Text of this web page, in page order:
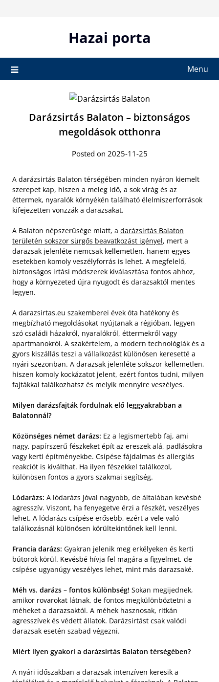
Hazai porta
Menu
Darázsirtás Balaton – biztonságos
megoldások otthonra
Posted on 2025-11-25
A darázsirtás Balaton térségében minden nyáron kiemelt
szerepet kap, hiszen a meleg idő, a sok virág és az
éttermek, nyaralók környékén található élelmiszerforrások
kifejezetten vonzzák a darazsakat.
A Balaton népszerűsége miatt, a darázsirtás Balaton
területén sokszor sürgős beavatkozást igényel, mert a
darazsak jelenléte nemcsak kellemetlen, hanem egyes
esetekben komoly veszélyforrás is lehet. A megfelelő,
biztonságos irtási módszerek kiválasztása fontos ahhoz,
hogy a környezeted újra nyugodt és darazsaktól mentes
legyen.
A darazsirtas.eu szakemberei évek óta hatékony és
megbízható megoldásokat nyújtanak a régióban, legyen
szó családi házakról, nyaralókról, éttermekről vagy
apartmanokról. A szakértelem, a modern technológiák és a
gyors kiszállás teszi a vállalkozást különösen keresetté a
nyári szezonban. A darazsak jelenléte sokszor kellemetlen,
hiszen komoly kockázatot jelent, ezért fontos tudni, milyen
fajtákkal találkozhatsz és melyik mennyire veszélyes.
Milyen darázsfajták fordulnak elő leggyakrabban a
Balatonnál?
Közönséges német darázs: Ez a legismertebb faj, ami
nagy, papírszerű fészkeket épít az ereszek alá, padlásokra
vagy kerti építményekbe. Csípése fájdalmas és allergiás
reakciót is kiválthat. Ha ilyen fészekkel találkozol,
különösen fontos a gyors szakmai segítség.
Lódarázs: A lódarázs jóval nagyobb, de általában kevésbé
agresszív. Viszont, ha fenyegetve érzi a fészkét, veszélyes
lehet. A lódarázs csípése erősebb, ezért a vele való
találkozásnál különösen körültekintőnek kell lenni.
Francia darázs: Gyakran jelenik meg erkélyeken és kerti
bútorok körül. Kevésbé hívja fel magára a figyelmet, de
csípése ugyanúgy veszélyes lehet, mint más darazsaké.
Méh vs. darázs – fontos különbség! Sokan megijednek,
amikor rovarokat látnak, de fontos megkülönböztetni a
méheket a darazsaktól. A méhek hasznosak, ritkán
agresszívek és védett állatok. Darázsirtást csak valódi
darazsak esetén szabad végezni.
Miért ilyen gyakori a darázsirtás Balaton térségében?
A nyári időszakban a darazsak intenzíven keresik a